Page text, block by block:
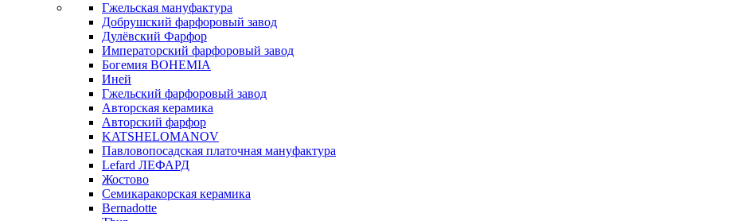
Гжельская мануфактура
Добрушский фарфоровый завод
Дулёвский Фарфор
Императорский фарфоровый завод
Богемия BOHEMIA
Иней
Гжельский фарфоровый завод
Авторская керамика
Авторский фарфор
KATSHELOMANOV
Павловопосадская платочная мануфактура
Lefard ЛЕФАРД
Жостово
Семикаракорская керамика
Bernadotte